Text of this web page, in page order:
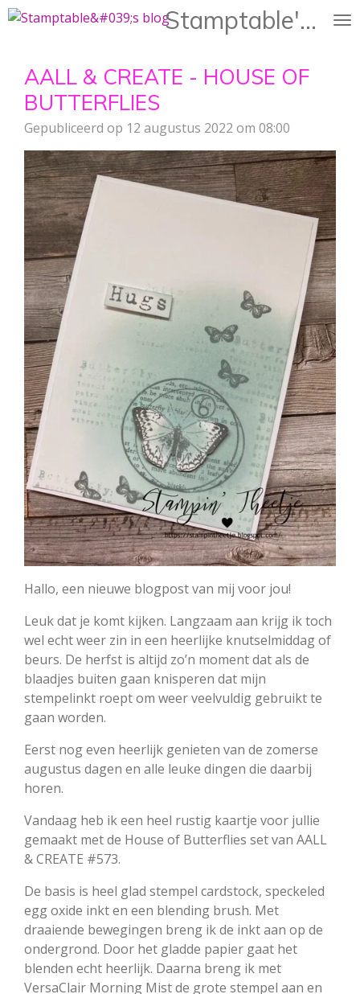
Ga
hoofdinhoud
Stamptable's Blog
AALL & CREATE - HOUSE OF
BUTTERFLIES
Gepubliceerd op 12 augustus 2022 om 08:00
Hallo, een nieuwe blogpost van mij voor jou!
Leuk dat je komt kijken. Langzaam aan krijg ik toch
wel echt weer zin in een heerlijke knutselmiddag of
beurs. De herfst is altijd zo’n moment dat als de
blaadjes buiten gaan knisperen dat mijn
stempelinkt roept om weer veelvuldig gebruikt te
gaan worden.
Eerst nog even heerlijk genieten van de zomerse
augustus dagen en alle leuke dingen die daarbij
horen.
Vandaag heb ik een heel rustig kaartje voor jullie
gemaakt met de House of Butterflies set van AALL
& CREATE #573.
De basis is heel glad stempel cardstock, speckeled
egg oxide inkt en een blending brush. Met
draaiende bewegingen breng ik de inkt aan op de
ondergrond. Door het gladde papier gaat het
blenden echt heerlijk. Daarna breng ik met
VersaClair Morning Mist de grote stempel aan en